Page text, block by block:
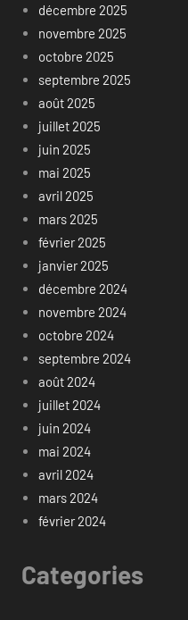
décembre 2025
novembre 2025
octobre 2025
septembre 2025
août 2025
juillet 2025
juin 2025
mai 2025
avril 2025
mars 2025
février 2025
janvier 2025
décembre 2024
novembre 2024
octobre 2024
septembre 2024
août 2024
juillet 2024
juin 2024
mai 2024
avril 2024
mars 2024
février 2024
Categories